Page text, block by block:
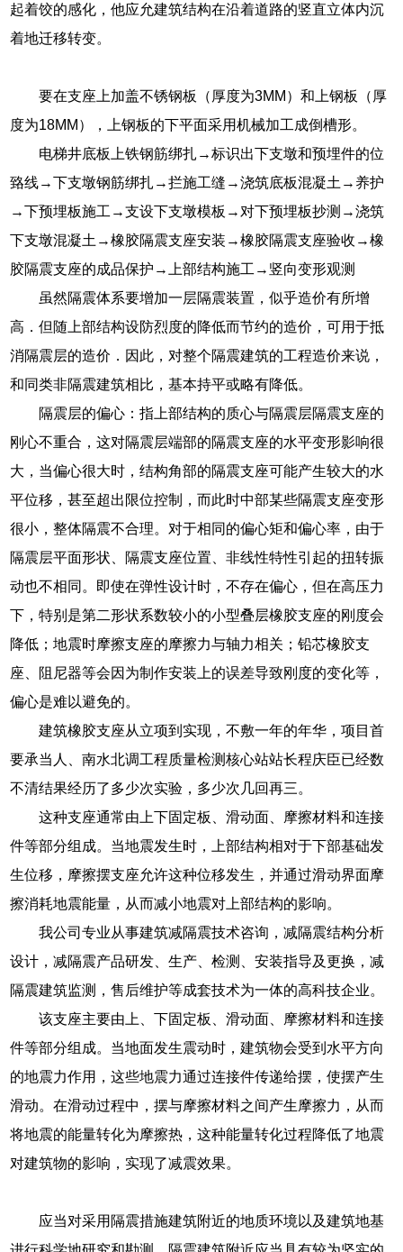
起着饺的感化，他应允建筑结构在沿着道路的竖直立体内沉
着地迁移转变。
要在支座上加盖不锈钢板（厚度为3MM）和上钢板（厚
度为18MM），上钢板的下平面采用机械加工成倒槽形。
电梯井底板上铁钢筋绑扎→标识出下支墩和预埋件的位
臵线→下支墩钢筋绑扎→拦施工缝→浇筑底板混凝土→养护
→下预埋板施工→支设下支墩模板→对下预埋板抄测→浇筑
下支墩混凝土→橡胶隔震支座安装→橡胶隔震支座验收→橡
胶隔震支座的成品保护→上部结构施工→竖向变形观测
虽然隔震体系要增加一层隔震装置，似乎造价有所增
高．但随上部结构设防烈度的降低而节约的造价，可用于抵
消隔震层的造价．因此，对整个隔震建筑的工程造价来说，
和同类非隔震建筑相比，基本持平或略有降低。
隔震层的偏心：指上部结构的质心与隔震层隔震支座的
刚心不重合，这对隔震层端部的隔震支座的水平变形影响很
大，当偏心很大时，结构角部的隔震支座可能产生较大的水
平位移，甚至超出限位控制，而此时中部某些隔震支座变形
很小，整体隔震不合理。对于相同的偏心矩和偏心率，由于
隔震层平面形状、隔震支座位置、非线性特性引起的扭转振
动也不相同。即使在弹性设计时，不存在偏心，但在高压力
下，特别是第二形状系数较小的小型叠层橡胶支座的刚度会
降低；地震时摩擦支座的摩擦力与轴力相关；铅芯橡胶支
座、阻尼器等会因为制作安装上的误差导致刚度的变化等，
偏心是难以避免的。
建筑橡胶支座从立项到实现，不敷一年的年华，项目首
要承当人、南水北调工程质量检测核心站站长程庆臣已经数
不清结果经历了多少次实验，多少次几回再三。
这种支座通常由上下固定板、滑动面、摩擦材料和连接
件等部分组成。当地震发生时，上部结构相对于下部基础发
生位移，摩擦摆支座允许这种位移发生，并通过滑动界面摩
擦消耗地震能量，从而减小地震对上部结构的影响。
我公司专业从事建筑减隔震技术咨询，减隔震结构分析
设计，减隔震产品研发、生产、检测、安装指导及更换，减
隔震建筑监测，售后维护等成套技术为一体的高科技企业。
该支座主要由上、下固定板、滑动面、摩擦材料和连接
件等部分组成。当地面发生震动时，建筑物会受到水平方向
的地震力作用，这些地震力通过连接件传递给摆，使摆产生
滑动。在滑动过程中，摆与摩擦材料之间产生摩擦力，从而
将地震的能量转化为摩擦热，这种能量转化过程降低了地震
对建筑物的影响，实现了减震效果。
应当对采用隔震措施建筑附近的地质环境以及建筑地基